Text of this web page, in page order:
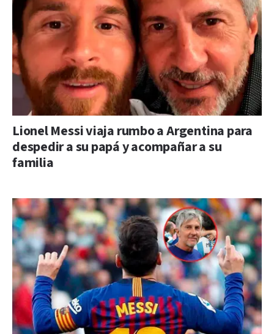
Lionel Messi viaja rumbo a Argentina para
despedir a su papá y acompañar a su
familia